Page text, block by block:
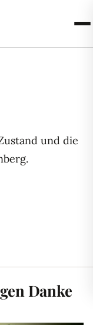
und die
Danke